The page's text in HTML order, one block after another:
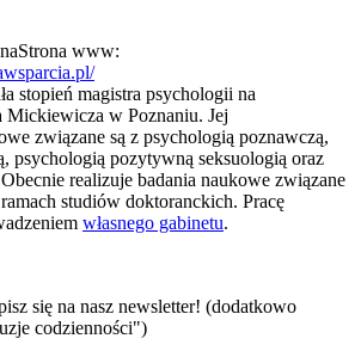
Strona www:
stopień magistra psychologii na
Mickiewicza w Poznaniu. Jej
związane są z psychologią poznawczą,
psychologią pozytywną seksuologią oraz
realizuje badania naukowe związane
studiów doktoranckich. Pracę
własnego gabinetu.
się na nasz newsletter! (dodatkowo
codzienności")